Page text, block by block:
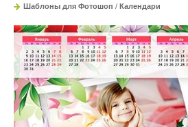
Шаблоны для Фотошоп / Календари